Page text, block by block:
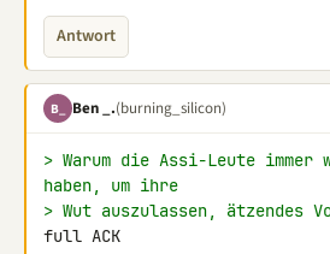
Antwort
B_ Ben _.(burning_silicon)
> Warum die Assi-Leute immer
haben, um ihre
> Wut auszulassen, ätzendes
full ACK